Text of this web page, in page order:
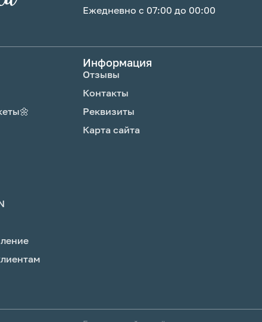
Ежедневно с 07:00 до 00:00
Информация
Отзывы
Контакты
Реквизиты
Карта сайта